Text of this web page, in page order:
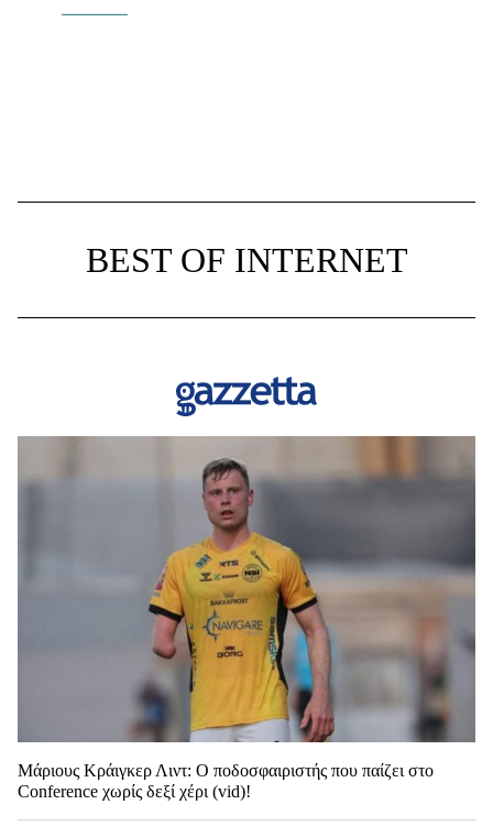
BEST OF INTERNET
Μάριους Κράιγκερ Λιντ: Ο ποδοσφαιριστής που παίζει στο
Conference χωρίς δεξί χέρι (vid)!